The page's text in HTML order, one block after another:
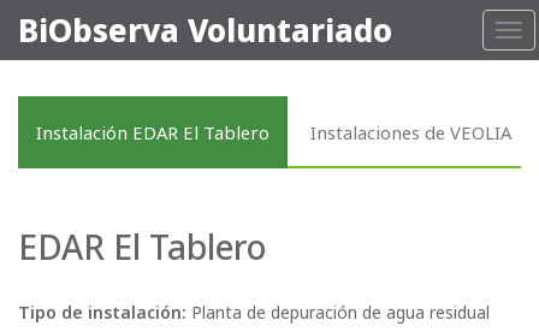
BiObserva Voluntariado
Instalación EDAR El Tablero Instalaciones de VEOLIA
EDAR El Tablero
Tipo de instalación: Planta de depuración de agua residual